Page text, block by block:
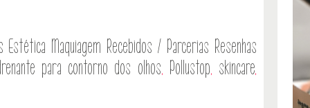
Estética Maquiagem Recebidos / Parcerias Resenhas
para contorno dos olhos, Pollustop, skincare,